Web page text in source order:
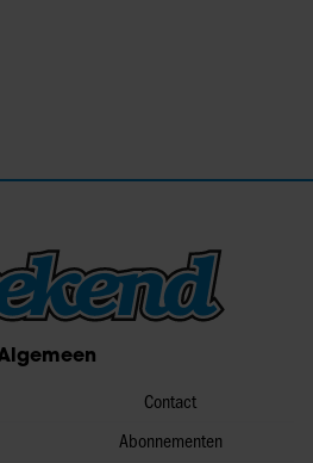
Contact
Abonnementen